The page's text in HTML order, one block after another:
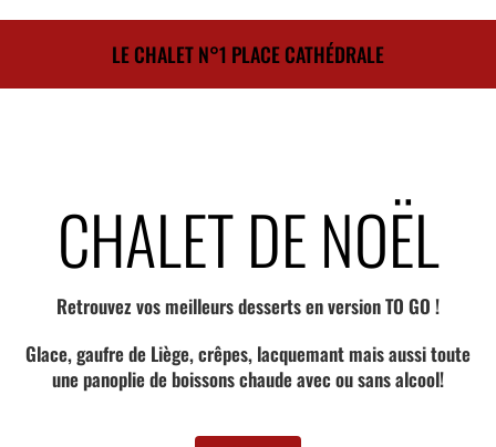
LE CHALET N°1 PLACE CATHÉDRALE
CHALET DE NOËL
Retrouvez vos meilleurs desserts en version TO GO !
Glace, gaufre de Liège, crêpes, lacquemant mais aussi toute
une panoplie de boissons chaude avec ou sans alcool!